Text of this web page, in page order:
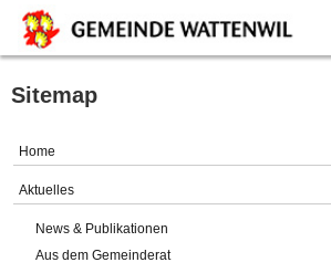
Home
Gemeinde
Sitemap
Home
Aktuelles
News & Publikationen
Aus dem Gemeinderat